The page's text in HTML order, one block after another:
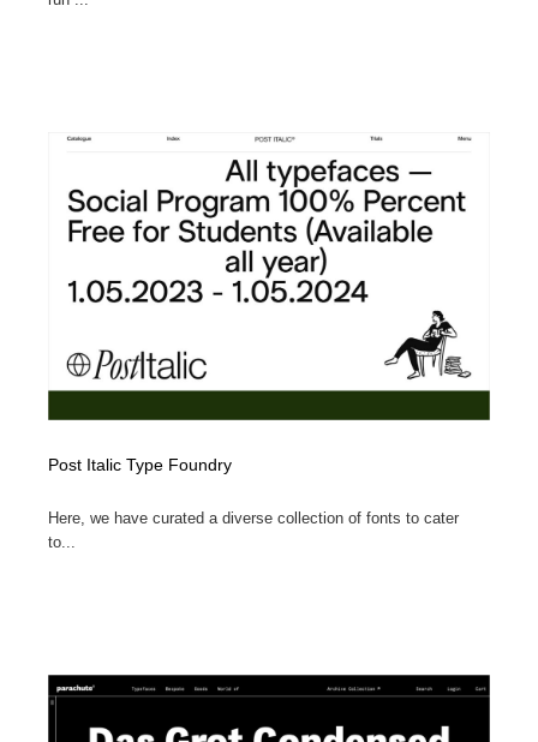
Post Italic Type Foundry
Here, we have curated a diverse collection of fonts to cater
to...